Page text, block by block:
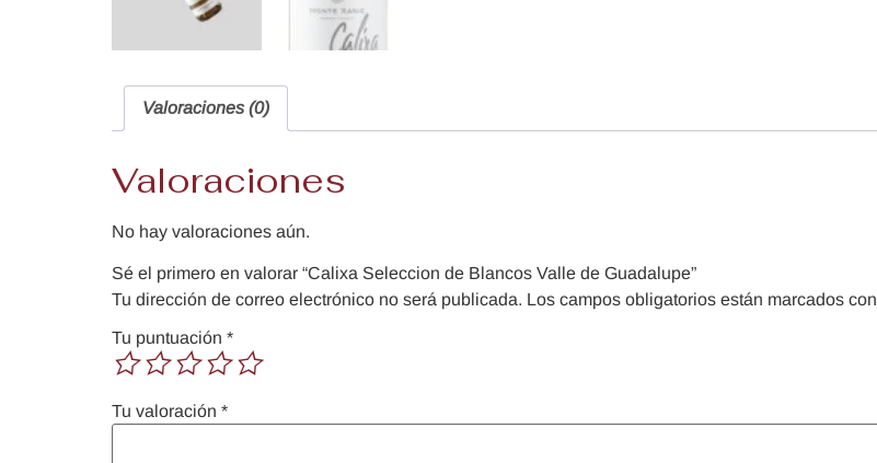
Valoraciones (0)
Valoraciones
No hay valoraciones aún.
Sé el primero en valorar “Calixa Seleccion de Blancos Valle de Guadalupe”
Tu dirección de correo electrónico no será publicada. Los campos obligatorios están marcados con
Tu puntuación *
Tu valoración *